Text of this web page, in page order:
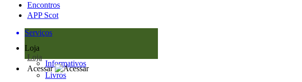
Encontros
APP Scot
Serviços
Loja
Loja
Informativos
Livros
Acessar